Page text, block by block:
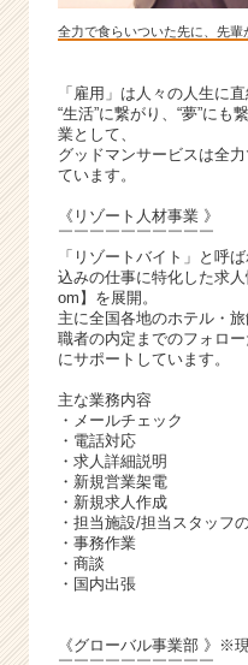
全力で食らいついた先に、先
「雇用」は人々の人生に直
“生活”に繋がり、“夢”に
業として、
グッドマンサービスは全
ています。
《リゾート人材事業 》
￣￣￣￣￣￣￣￣￣￣
「リゾートバイト」と呼
込みの仕事に特化した求
om】を展開。
主に全国各地のホテル・
職者の内定までのフォロ
にサポートしています。
主な業務内容
・メールチェック
・電話対応
・求人詳細説明
・新規営業架電
・新規求人作成
・担当施設/担当スタッフ
・事務作業
・商談
・国内出張
《グローバル事業部 》※